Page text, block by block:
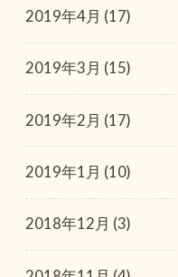
2019年4月 (17)
2019年3月 (15)
2019年2月 (17)
2019年1月 (10)
2018年12月 (3)